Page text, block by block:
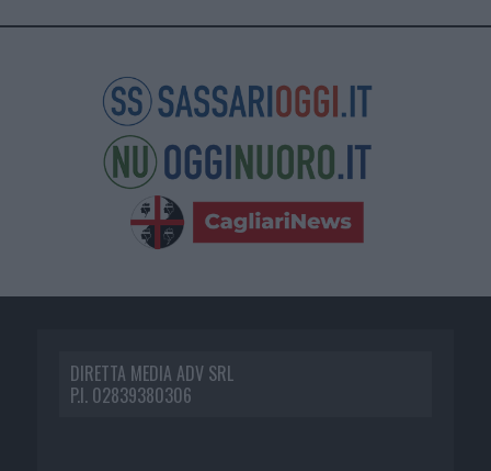
DIRETTA MEDIA ADV SRL
P.I. 02839380306